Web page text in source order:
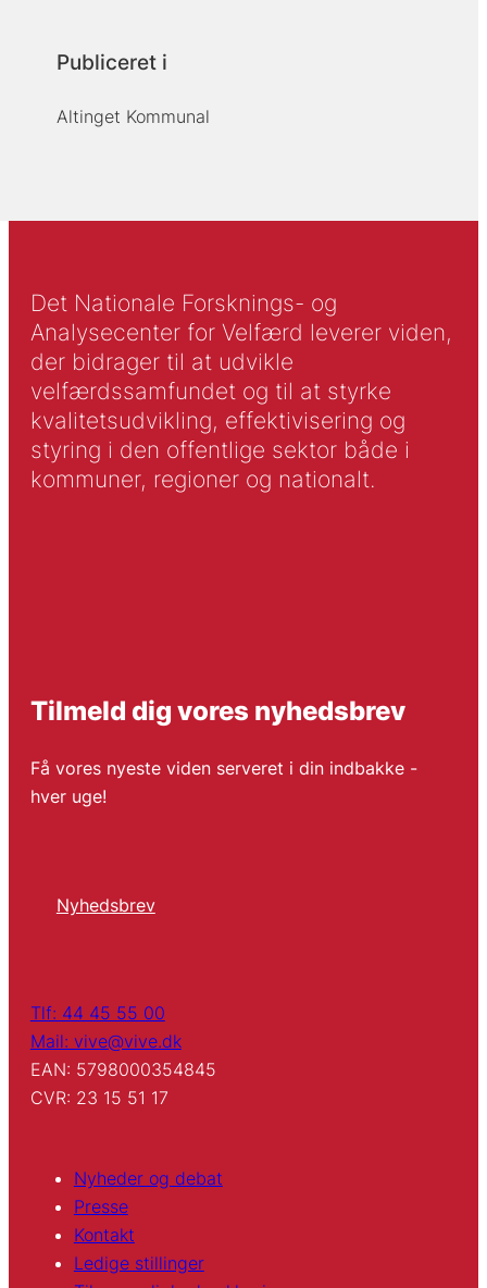
Publiceret i
Altinget Kommunal
Det Nationale Forsknings- og
Analysecenter for Velfærd leverer viden,
der bidrager til at udvikle
velfærdssamfundet og til at styrke
kvalitetsudvikling, effektivisering og
styring i den offentlige sektor både i
kommuner, regioner og nationalt.
Tilmeld dig vores nyhedsbrev
Få vores nyeste viden serveret i din indbakke -
hver uge!
Nyhedsbrev
Tlf: 44 45 55 00
Mail: vive@vive.dk
EAN: 5798000354845
CVR: 23 15 51 17
Nyheder og debat
Presse
Kontakt
Ledige stillinger